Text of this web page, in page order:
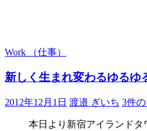
Work （仕事）
新しく生まれ変わるゆるゆ
2012年12月1日 渡邉 ぎいち 3件
本日より新宿アイランドタ